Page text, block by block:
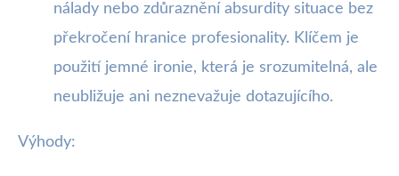
nálady nebo zdůraznění absurdity situace bez
překročení hranice profesionality. Klíčem je
použití jemné ironie, která je srozumitelná, ale
neubližuje ani neznevažuje dotazujícího.
Výhody: